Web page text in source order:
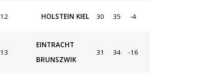
12 HOLSTEIN KIEL 30 35 -4
13
EINTRACHT
BRUNSZWIK
31 34 -16